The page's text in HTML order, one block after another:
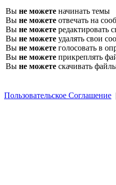
Вы не можете начинать темы
Вы не можете отвечать на
Вы не можете редактировать
Вы не можете удалять свои
Вы не можете голосовать в
Вы не можете прикреплять
Вы не можете скачивать
Пользовательское Соглашение